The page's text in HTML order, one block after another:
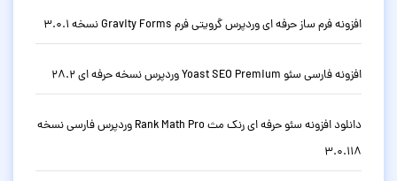
افزونه فرم ساز حرفه ای وردپرس گرویتی فرم Gravity Forms نسخه 3.0.1
افزونه فارسی سئو Yoast SEO Premium وردپرس نسخه حرفه ای 28.2
دانلود افزونه سئو حرفه ای رنک مث Rank Math Pro وردپرس فارسی نسخه
3.0.118